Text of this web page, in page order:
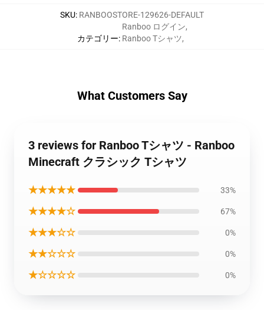
SKU: RANBOOSTORE-129626-DEFAULT
カテゴリー:
Ranboo ログイン,
Ranboo Tシャツ,
What Customers Say
3 reviews for Ranboo Tシャツ - Ranboo
Minecraft クラシック Tシャツ
★★★★★ 33%
★★★★☆ 67%
★★★☆☆ 0%
★★☆☆☆ 0%
★☆☆☆☆ 0%